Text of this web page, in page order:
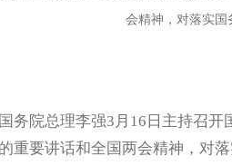
会精神，对落实国
院总理李强3月16日主持召开
重要讲话和全国两会精神，对